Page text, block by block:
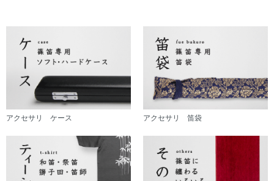
アクセサリ ケース アクセサリ 笛袋